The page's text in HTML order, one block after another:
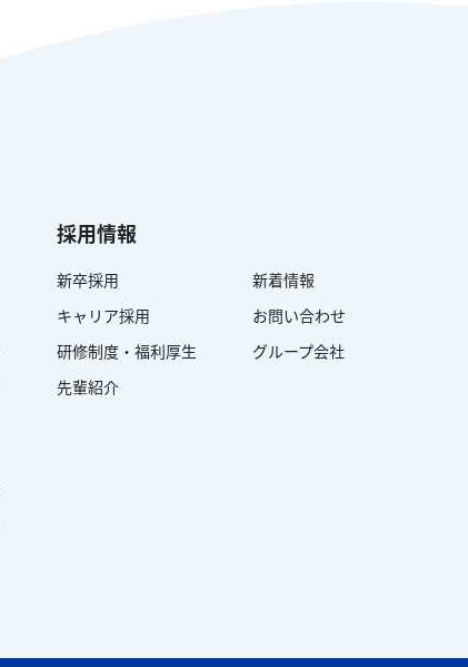
採用情報
新卒採用
キャリア採用
研修制度・福利厚生
先輩紹介
新着情報
お問い合わせ
グループ会社